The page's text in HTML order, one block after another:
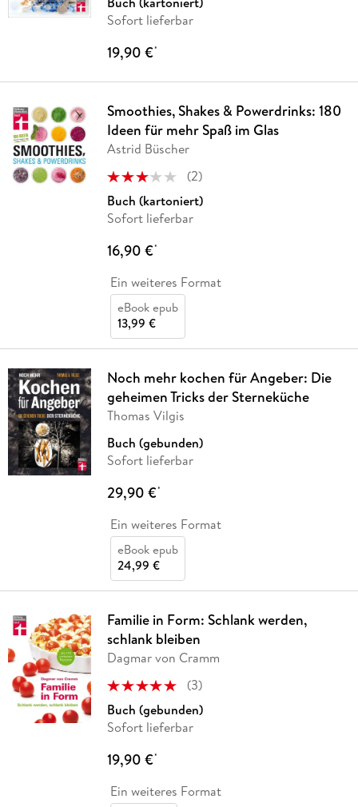
Sofort lieferbar
19,90 €*
Smoothies, Shakes & Powerdrinks: 180
Ideen für mehr Spaß im Glas
Astrid Büscher
(2)
Buch (kartoniert)
Sofort lieferbar
16,90 €*
Ein weiteres Format
eBook epub
13,99 €
Noch mehr kochen für Angeber: Die
geheimen Tricks der Sterneküche
Thomas Vilgis
Buch (gebunden)
Sofort lieferbar
29,90 €*
Ein weiteres Format
eBook epub
24,99 €
Familie in Form: Schlank werden,
schlank bleiben
Dagmar von Cramm
(3)
Buch (gebunden)
Sofort lieferbar
19,90 €*
Ein weiteres Format